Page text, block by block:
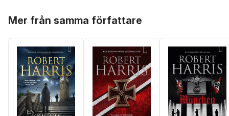
Mer från samma författare